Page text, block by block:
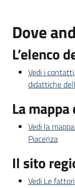
Newsletter
Dove
L’elenco
Vedi i
didattiche
La
Vedi la
Piacenza
Il sito
Vedi Le